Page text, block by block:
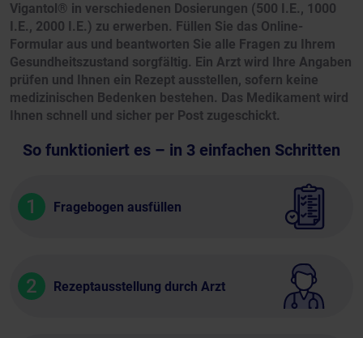
Vigantol® in verschiedenen Dosierungen (500 I.E., 1000
I.E., 2000 I.E.) zu erwerben. Füllen Sie das Online-
Formular aus und beantworten Sie alle Fragen zu Ihrem
Gesundheitszustand sorgfältig. Ein Arzt wird Ihre Angaben
prüfen und Ihnen ein Rezept ausstellen, sofern keine
medizinischen Bedenken bestehen. Das Medikament wird
Ihnen schnell und sicher per Post zugeschickt.
So funktioniert es – in 3 einfachen Schritten
1 Fragebogen ausfüllen
2 Rezeptausstellung durch Arzt